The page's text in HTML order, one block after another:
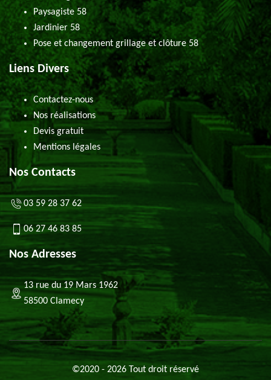
Paysagiste 58
Jardinier 58
Pose et changement grillage et clôture 58
Liens Divers
Contactez-nous
Nos réalisations
Devis gratuit
Mentions légales
Nos Contacts
03 59 28 37 62
06 27 46 83 85
Nos Adresses
13 rue du 19 Mars 1962
58500 Clamecy
©2020 - 2026 Tout droit réservé